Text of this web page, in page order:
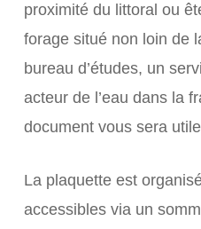
proximité du littoral ou
forage situé non loin de
bureau d’études, un
acteur de l’eau dans la
document vous sera utile
La plaquette est
accessibles via un